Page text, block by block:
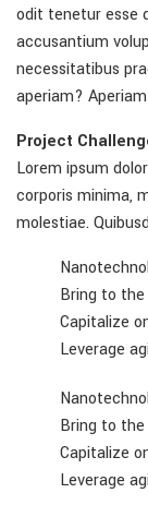
odit tenetur esse
accusantium
necessitatibus
aperiam?
Project
Lorem ipsum
corporis minima,
molestiae.
Bring to
Capitalize
Leverage
Bring to
Capitalize
Leverage